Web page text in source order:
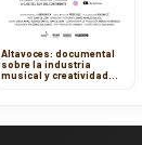
Altavoces: documental
sobre la industria
musical y creatividad